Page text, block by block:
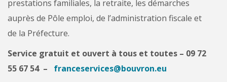
prestations familiales, la retraite, les démarches
auprès de Pôle emploi, de l’administration fiscale et
de la Préfecture.
Service gratuit et ouvert à tous et toutes – 09 72
55 67 54 – franceservices@bouvron.eu